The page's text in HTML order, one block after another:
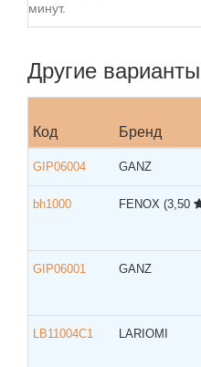
минут.
Другие
Код Бренд
GIP06004 GANZ
bh1000 FENOX (3,50
GIP06001 GANZ
LB11004C1 LARIOMI